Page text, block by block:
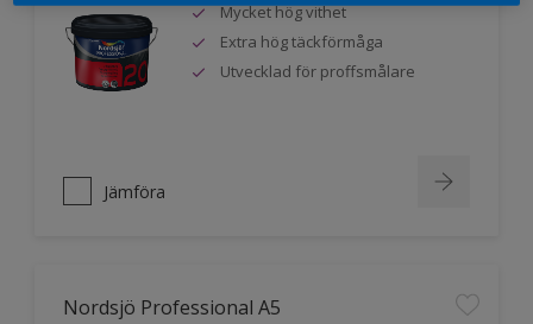
Mycket hög vithet
Extra hög täckförmåga
Utvecklad för proffsmålare
Jämföra
Nordsjö Professional A5